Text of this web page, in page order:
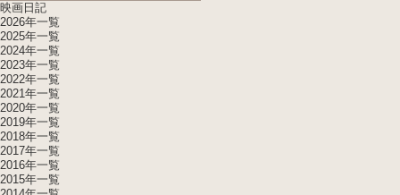
映画日記
2026年一覧
2025年一覧
2024年一覧
2023年一覧
2022年一覧
2021年一覧
2020年一覧
2019年一覧
2018年一覧
2017年一覧
2016年一覧
2015年一覧